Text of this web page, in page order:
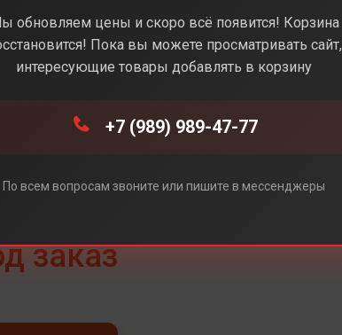
Yellow (Желтый)
заказ
обновляем цены и скоро всё появится! Корзина
Пока вы можете просматривать сайт,
интересующие товары добавлять в корзину
+7 (989) 989-47-77
По всем вопросам звоните или пишите в мессенджеры